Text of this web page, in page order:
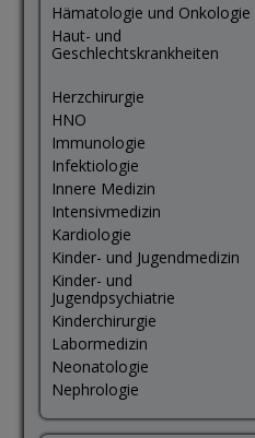
Hämatologie und Onkologie
Haut- und
Geschlechtskrankheiten
Herzchirurgie
HNO
Immunologie
Infektiologie
Innere Medizin
Intensivmedizin
Kardiologie
Kinder- und Jugendmedizin
Kinder- und
Jugendpsychiatrie
Kinderchirurgie
Labormedizin
Neonatologie
Nephrologie